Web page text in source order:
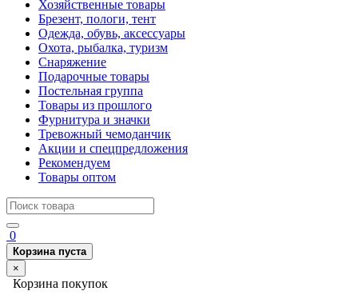
Хозяйственные товары
Брезент, пологи, тент
Одежда, обувь, аксессуары
Охота, рыбалка, туризм
Снаряжение
Подарочные товары
Постельная группа
Товары из прошлого
Фурнитура и значки
Тревожный чемоданчик
Акции и спецпредложения
Рекомендуем
Товары оптом
0
Корзина пуста
×
Корзина покупок